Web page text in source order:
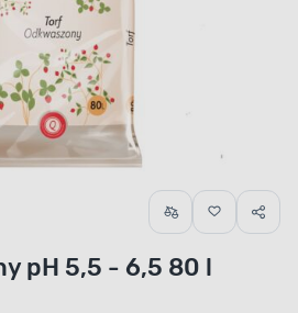
pH 5,5 - 6,5 80 l